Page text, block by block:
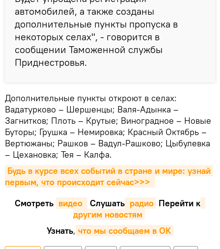
автомобилей, а также созданы
дополнительные пункты пропуска в
некоторых селах", - говорится в
сообщении Таможенной службы
Приднестровья.
Дополнительные пункты откроют в селах:
Вадатурково – Шершенцы; Валя-Адынка –
Загнитков; Плоть – Крутые; Виноградное – Новые
Буторы; Грушка – Немировка; Красный Октябрь –
Вертюжаны; Рашков – Вадул-Рашково; Цыбулевка
– Цехановка; Тея – Калфа.
Будь в курсе всех событий в стране и мире: узнай
первым, что происходит сейчаc>>>
Смотреть видео Cлушать радио Перейти к
другим новостям
Узнать, что мы сообщаем в OK